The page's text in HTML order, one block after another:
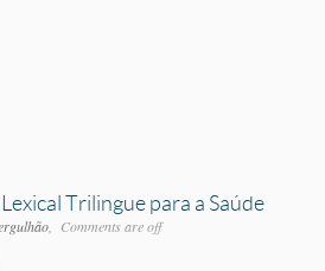
Trilingue para a Saúde
Comments are off